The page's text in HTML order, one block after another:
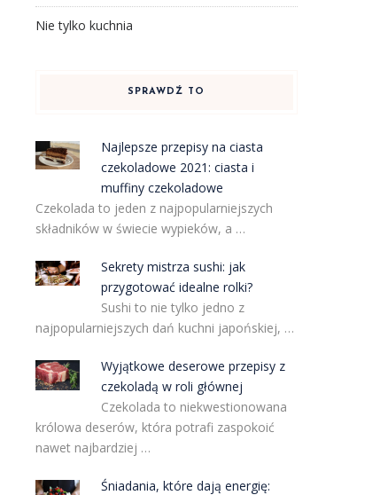
Nie tylko kuchnia
SPRAWDŹ TO
Najlepsze przepisy na ciasta
czekoladowe 2021: ciasta i
muffiny czekoladowe
Czekolada to jeden z najpopularniejszych
składników w świecie wypieków, a …
Sekrety mistrza sushi: jak
przygotować idealne rolki?
Sushi to nie tylko jedno z
najpopularniejszych dań kuchni japońskiej, …
Wyjątkowe deserowe przepisy z
czekoladą w roli głównej
Czekolada to niekwestionowana
królowa deserów, która potrafi zaspokoić
nawet najbardziej …
Śniadania, które dają energię: